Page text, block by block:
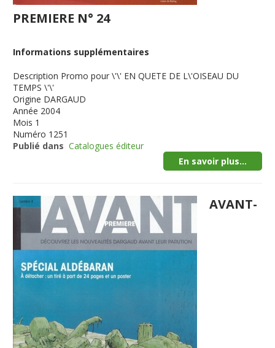
PREMIERE N° 24
Informations supplémentaires
Description Promo pour \'\' EN QUETE DE L\'OISEAU DU
TEMPS \'\'
Origine DARGAUD
Année 2004
Mois 1
Numéro 1251
Publié dans Catalogues éditeur
En savoir plus...
AVANT-